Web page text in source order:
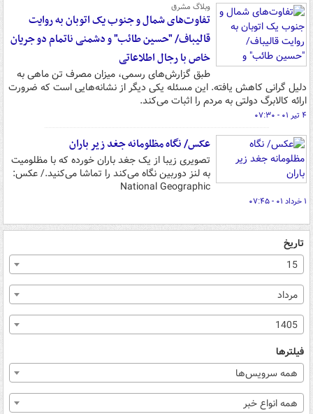
وبلاگ مشرق
تفاوت‌های شمال و جنوب یک اتوبان به روایت
قالیباف/ "حسین طائب" و دشمنی ناتمام دو جریان
خاص با رجال اطلاعاتی
طبق گزارش‌های رسمی، میزان مصرف تن ماهی به
دلیل گرانی کاهش یافته. این مسئله یکی دیگر از نشانه‌هایی است که ضرورت
ارائه کالابرگ دولتی به مردم را اثبات می‌کند.
۴ تیر ۰۱ - ۰۷:۳۰
عکس/ نگاه مظلومانه جغد زیر باران
تصویری زیبا از یک جغد باران خورده که با مظلومیت
به لنز دوربین نگاه می‌کند را تماشا می‌کنید./ عکس:
National Geographic
۱ خرداد ۰۱ - ۰۷:۴۵
تاریخ
15
مرداد
1405
فیلترها
همه سرویس‌ها
همه انواع خبر